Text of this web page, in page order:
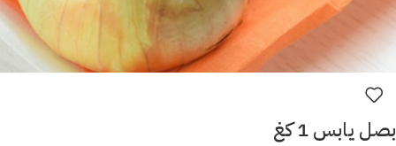
بصل يابس 1 كغ